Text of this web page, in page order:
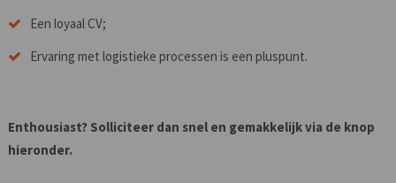
Een loyaal CV;
Ervaring met logistieke processen is een pluspunt.
Enthousiast? Solliciteer dan snel en gemakkelijk via de knop
hieronder.